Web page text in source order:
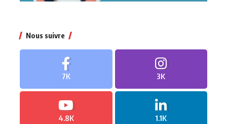
Nous suivre
7K 3K
4.8K 1.1K